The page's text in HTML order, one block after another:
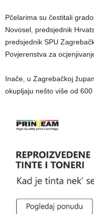
Pčelarima su čestitali
Novosel, predsjednik
predsjednik SPU
Povjerenstva za
Inače, u Zagrebačkoj
okupljaju nešto više od